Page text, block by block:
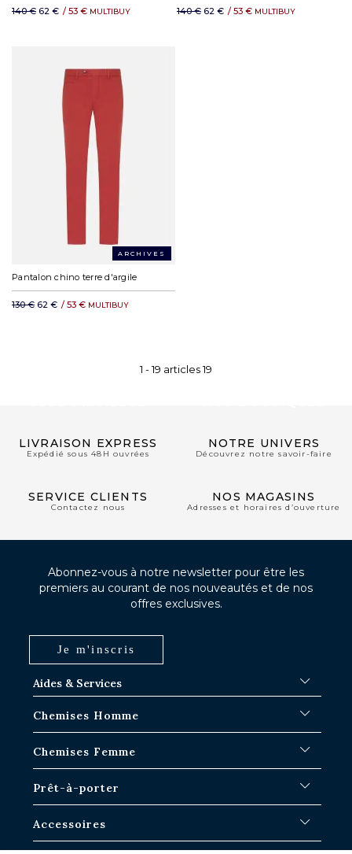
140 € 62 € / 53 € MULTIBUY 140 € 62 € / 53 € MULTIBUY
ARCHIVES
Pantalon chino terre d'argile
130 € 62 € / 53 € MULTIBUY
1 -19 articles19
LIVRAISON EXPRESS
Expédié sous 48H ouvrées
NOTRE UNIVERS
Découvrez notre savoir-faire
SERVICE CLIENTS
Contactez nous
NOS MAGASINS
Adresses et horaires d’ouverture
Aides & Services
Délais d'expédition
Échange dans les boutiques Paris-IDF
Chemises Homme
Chemises Bleues
Chemises à Carreaux
Chemises Manches Courtes
Chemises en Jean
Chemises Femme
Chemises Blanches Femme
Chemises Oversize
Chemises en Lin
Prêt-à-porter
Pulls homme
Pantalons
Accessoires
Cravates
Abonnez-vous à notre newsletter pour être les
premiers au courant de nos nouveautés et de nos
offres exclusives.
Je m'inscris